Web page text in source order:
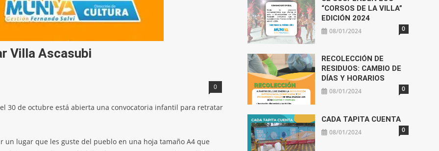
Villa Ascasubi
0
30 de octubre está abierta una convocatoria infantil para retratar
lugar que les guste del pueblo en una hoja tamaño A4 que
“CORSOS DE LA VILLA”
EDICIÓN 2024
08/01/2024 0
RECOLECCIÓN DE
RESIDUOS: CAMBIO DE
DÍAS Y HORARIOS
08/01/2024 0
CADA TAPITA CUENTA
08/01/2024 0